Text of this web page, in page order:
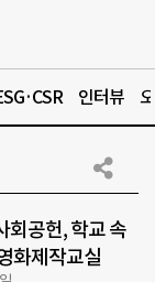
인터뷰
회공헌, 학교 속
화제작교실